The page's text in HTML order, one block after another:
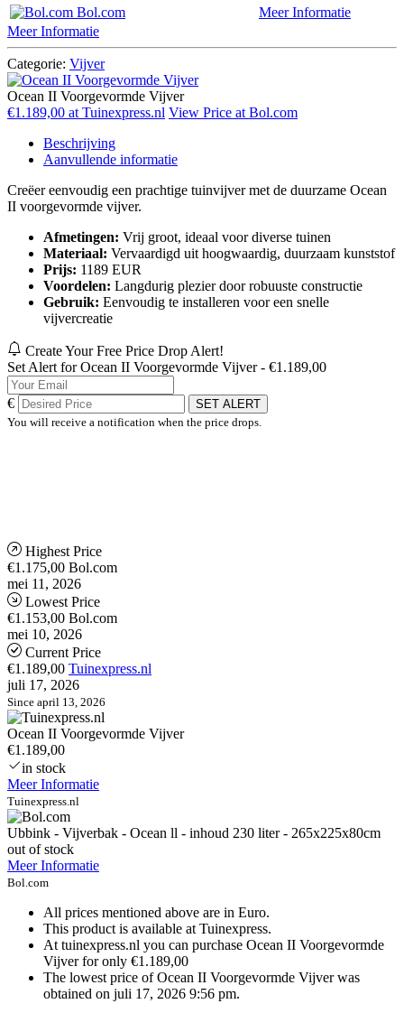
Bol.com
Meer Informatie
Meer Informatie
Categorie: Vijver
Ocean II Voorgevormde Vijver
€1.189,00 at Tuinexpress.nl View Price at Bol.com
Beschrijving
Aanvullende informatie
Creëer eenvoudig een prachtige tuinvijver met de duurzame Ocean
II voorgevormde vijver.
Afmetingen: Vrij groot, ideaal voor diverse tuinen
Materiaal: Vervaardigd uit hoogwaardig, duurzaam kunststof
Prijs: 1189 EUR
Voordelen: Langdurig plezier door robuuste constructie
Gebruik: Eenvoudig te installeren voor een snelle
vijvercreatie
Create Your Free Price Drop Alert!
Set Alert for Ocean II Voorgevormde Vijver - €1.189,00
€
SET ALERT
You will receive a notification when the price drops.
Highest Price
€1.175,00 Bol.com
mei 11, 2026
Lowest Price
€1.153,00 Bol.com
mei 10, 2026
Current Price
€1.189,00 Tuinexpress.nl
juli 17, 2026
Since april 13, 2026
Ocean II Voorgevormde Vijver
€1.189,00
in stock
Meer Informatie
Tuinexpress.nl
Ubbink - Vijverbak - Ocean ll - inhoud 230 liter - 265x225x80cm
out of stock
Meer Informatie
Bol.com
All prices mentioned above are in Euro.
This product is available at Tuinexpress.
At tuinexpress.nl you can purchase Ocean II Voorgevormde
Vijver for only €1.189,00
The lowest price of Ocean II Voorgevormde Vijver was
obtained on juli 17, 2026 9:56 pm.